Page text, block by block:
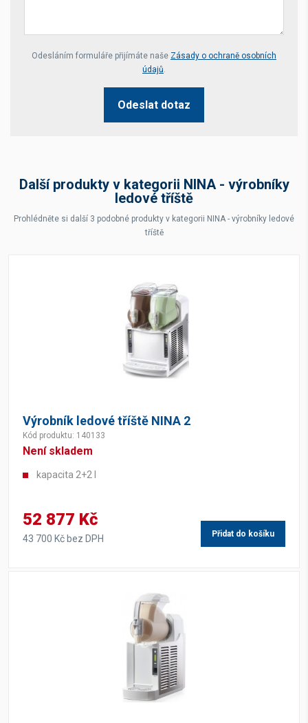
Your website *
Odesláním formuláře přijímáte naše Zásady o ochraně osobních
údajů.
Odeslat dotaz
Další produkty v kategorii NINA - výrobníky
ledové tříště
Prohlédněte si další 3 podobné produkty v kategorii NINA - výrobníky ledové
tříště
Výrobník ledové tříště NINA 2
Kód produktu: 140133
Není skladem
kapacita 2+2 l
52 877 Kč
43 700 Kč bez DPH Přidat do košíku